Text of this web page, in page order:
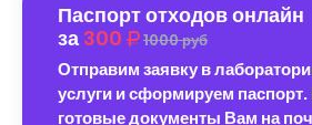
Паспорт отходов онлайн
за 300 1000 руб
Отправим заявку в
услуги и сформируем
готовые документы Вам на